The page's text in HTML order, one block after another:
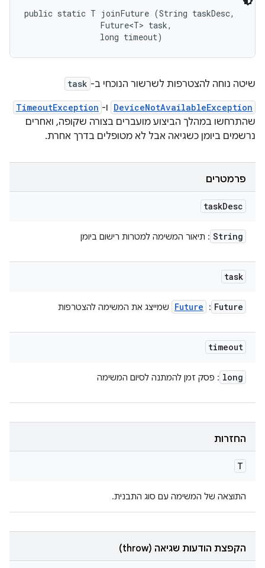
public static T joinFuture (String taskDesc,
                Future<T> task,
                long timeout)
שיטה נוחה להצטרפות לשרשור הנוכחי ב- task
DeviceNotAvailableException ו- TimeoutException
שהתרחשו במהלך הביצוע מועברים בצורה שקופה, ואחרים
נרשמים ביומן כשגיאה אבל לא מטופלים בדרך אחרת.
פרמטרים
taskDesc
String : תיאור המשימה למטרות רישום ביומן
task
Future
:
Future שמייצג את המשימה להצטרפות
timeout
long : פסק זמן להמתנה לסיום המשימה
החזרות
T
התוצאה של המשימה עם סוג התבנית.
הקפצת הודעות שגיאה (throw)